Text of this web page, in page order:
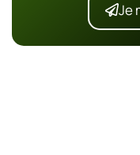
Je